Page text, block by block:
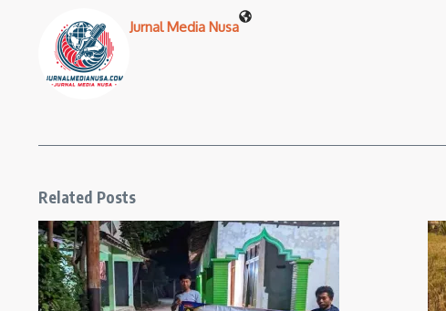
Jurnal Media Nusa
Related Posts